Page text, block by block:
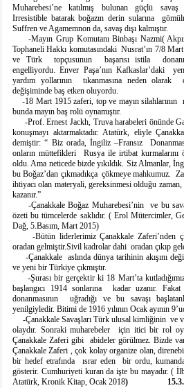
Muharebesi’ne katılmış bulunan güçlü
Irresistible batarak boğazın derin sularına
Suffren ve Agamemnon da, savaş dışı kalmıştır.
-Mayın Grup Komutanı Binbaşı Nazmi(
Tophaneli Hakkı komutasındaki Nusrat’ın 7/8
ve Türk topçusunun başarısı istila
engelliyordu. Enver Paşa’nın Kafkaslar’daki
yardım yollarının tıkanmasına neden olarak
değişiminde baş etken oluyordu.
-18 Mart 1915 zaferi, top ve mayın silahlarının
bunda mayın baş rolü oynamıştır.
-Prof. Ernest Jackh, Truva harabeleri önünde
konuşmayı aktarmaktadır. Atatürk, eliyle
demiştir: “ Biz orada, İngiliz –Fransız
onların müttefikleri Rusya ile irtibat kurmalarını
oldu. Ama neticede bizde yıkıldık. Siz Almanlar,
bu Boğaz’dan çıkmadıkça çökmeye mahkumuz.
ihtiyacı olan materyali, gereksinmesi olduğu
kazanır.”
-Çanakkale Boğaz Muharebesi’nin ve bu
özeti bu tümcelerde saklıdır. ( Erol Mütercimler,
Dağ, 5.Basım, Mart 2015)
-Bütün liderlerimiz Çanakkale Zaferi’nden
oradan gelmiştir.Sivil kadrolar dahi oradan çıkıp
-Çanakkale aslında dünya tarihinin akışını
ve yeni bir Türkiye çıkmıştır.
-Şurası bir gerçektir ki 18 Mart’ta kutladığımız
başlangıcı 1914 sonlarına kadar uzanır. Fakat
donanmasının uğradığı ve bu savaşı
yenilgiyledir. Bitimi de 1916 yılının Ocak ayının
-Çanakkale Savaşları Türk ulusal kimliğinin ve
olaydır. Sonraki muharebeler için itici bir rol
Çanakkale Zaferi gibi abideler görülmez. Bizde
Çanakkale Zaferi , çok kolay organize olan,
bir hedef etrafında ısrar eden bir ordu,
gösterir. Cumhuriyeti kuran da işte bu mayadır. (
Atatürk, Kronik Kitap, Ocak 2018)